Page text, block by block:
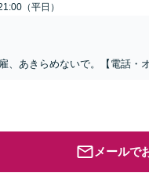
（平日）
、あきらめないで。【電話・
メールで